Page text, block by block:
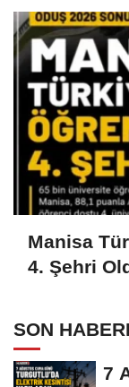
Manisa
4. Şehri
SON
7